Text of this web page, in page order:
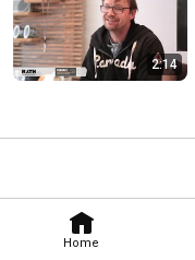
Home
2:14